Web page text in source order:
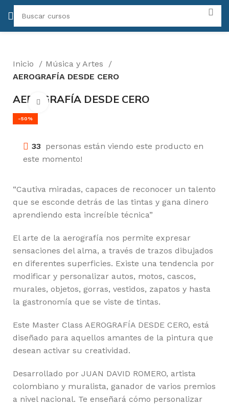
Inicio
Música y Artes
AEROGRAFÍA DESDE CERO
AEROGRAFÍA DESDE CERO
-50%
Click para agrandar
33 personas están viendo este producto en
este momento!
“Cautiva miradas, capaces de reconocer un talento
que se esconde detrás de las tintas y gana dinero
aprendiendo esta increíble técnica”
El arte de la aerografía nos permite expresar
sensaciones del alma, a través de trazos dibujados
en diferentes superficies. Existe una tendencia por
modificar y personalizar autos, motos, cascos,
murales, objetos, gorras, vestidos, zapatos y hasta
la gastronomía que se viste de tintas.
Este Master Class AEROGRAFÍA DESDE CERO, está
diseñado para aquellos amantes de la pintura que
desean activar su creatividad.
Desarrollado por JUAN DAVID ROMERO, artista
colombiano y muralista, ganador de varios premios
a nivel nacional. Te enseñará cómo personalizar